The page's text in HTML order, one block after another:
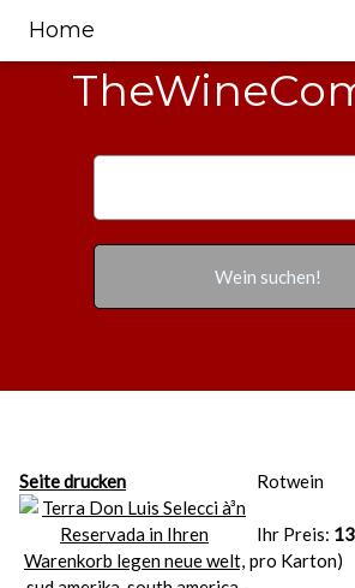
Home
Seite drucken Rotwein
Ihr Preis:
pro Karton)